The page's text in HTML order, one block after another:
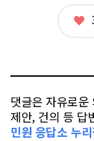
댓글은 자유로
제안, 건의 등 답
민원 응답소 누